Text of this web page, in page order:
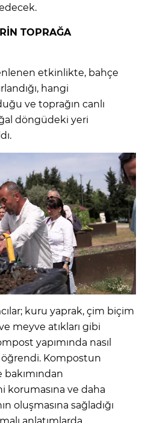
TOPRAĞA
etkinlikte, bahçe
hangi
ve toprağın canlı
döngüdeki yeri
kuru yaprak, çim biçim
meyve atıkları gibi
yapımında nasıl
Kompostun
korumasına ve daha
oluşmasına sağladığı